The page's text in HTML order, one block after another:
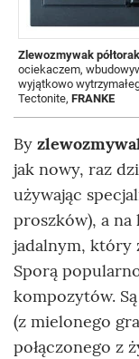
Zlewozmywak
ociekaczem,
wyjątkowo
Tectonite, FRANKE
By
jak nowy, raz
używając
proszków), a
jadalnym, który
Sporą
kompozytów.
(z mielonego
połączonego z